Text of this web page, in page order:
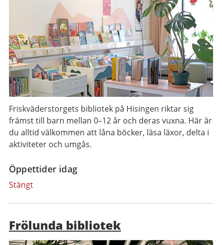
Friskväderstorgets bibliotek på Hisingen riktar sig
främst till barn mellan 0–12 år och deras vuxna. Här är
du alltid välkommen att låna böcker, läsa läxor, delta i
aktiviteter och umgås.
Öppettider idag
Stängt
Frölunda bibliotek